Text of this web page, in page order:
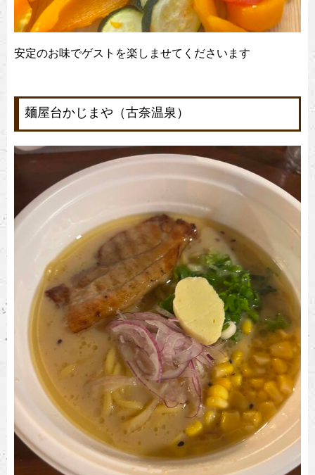
安定のお味でゲストを楽しませてくださいます
麺屋台かじまや（古奈温泉）